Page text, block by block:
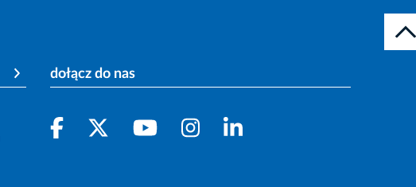
dołącz do nas